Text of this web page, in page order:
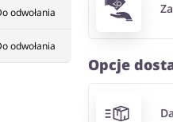
odwołania
odwołania
Opcje